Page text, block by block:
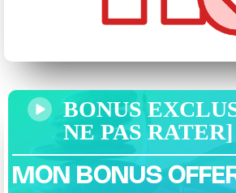
BONUS
NE PAS RATER]
MON BONUS